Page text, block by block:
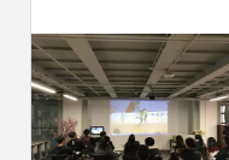
技术交流大会成功
举办